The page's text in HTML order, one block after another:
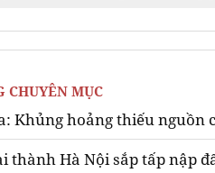
CHUYÊN MỤC
Khủng hoảng thiếu nguồn
thành Hà Nội sắp tấp nập